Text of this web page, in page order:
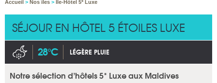
Accueil > Nos îles > Ile-Hôtel 5* Luxe
SÉJOUR EN HÔTEL 5 ÉTOILES LUXE
28°C LÉGÈRE PLUIE
Notre sélection d’hôtels 5* Luxe aux Maldives